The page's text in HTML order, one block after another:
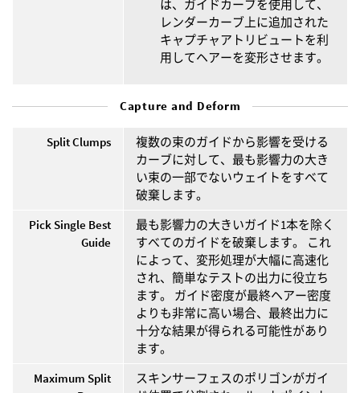
は、ガイドカーブを使用して、
レンダーカーブ上に追加された
キャプチャアトリビュートを利
用してヘアーを変形させます。
Capture and Deform
Split Clumps
複数の束のガイドから影響を受ける
カーブに対して、最も影響力の大き
い束の一部でないウェイトをすべて
破棄します。
Pick Single Best
Guide
最も影響力の大きいガイド1本を除く
すべてのガイドを破棄します。 これ
によって、変形処理が大幅に高速化
され、簡単なテストの出力に役立ち
ます。 ガイド密度が最終ヘアー密度
よりも非常に高い場合、最終出力に
十分な結果が得られる可能性があり
ます。
Maximum Split
スキンサーフェスのポリゴンがガイ